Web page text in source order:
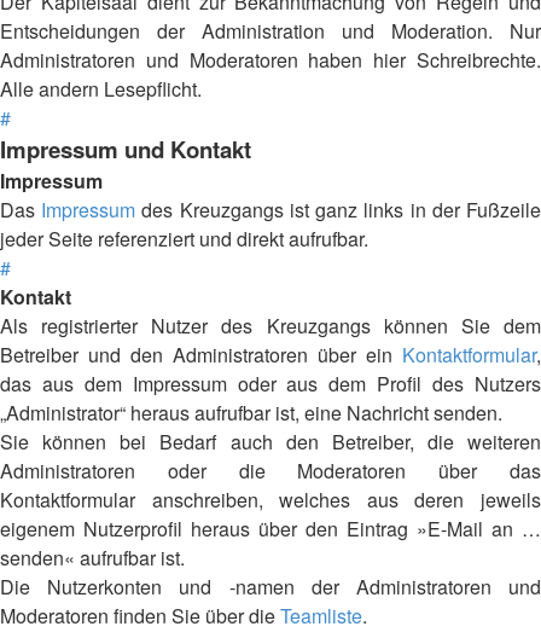
Entscheidungen der Administration und Moderation. Nur
Administratoren und Moderatoren haben hier Schreibrechte.
Alle andern Lesepflicht.
#
Impressum und Kontakt
Impressum
Das Impressum des Kreuzgangs ist ganz links in der Fußzeile
jeder Seite referenziert und direkt aufrufbar.
#
Kontakt
Als registrierter Nutzer des Kreuzgangs können Sie dem
Betreiber und den Administratoren über ein Kontaktformular,
das aus dem Impressum oder aus dem Profil des Nutzers
„Administrator“ heraus aufrufbar ist, eine Nachricht senden.
Sie können bei Bedarf auch den Betreiber, die weiteren
Administratoren oder die Moderatoren über das
Kontaktformular anschreiben, welches aus deren jeweils
eigenem Nutzerprofil heraus über den Eintrag »E-Mail an …
senden« aufrufbar ist.
Die Nutzerkonten und -namen der Administratoren und
Moderatoren finden Sie über dieTeamliste.